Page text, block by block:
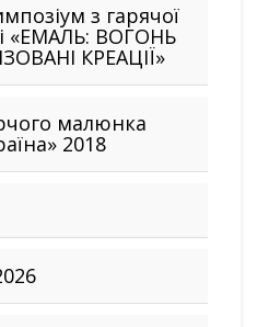
з гарячої
«ЕМАЛЬ: ВОГОНЬ
КРЕАЦІЇ»
малюнка
2018